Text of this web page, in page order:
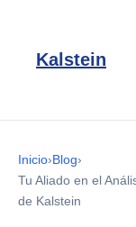
Kalstein
Inicio›Blog›
Tu Aliado en el
de Kalstein